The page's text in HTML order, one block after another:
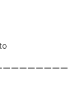
ーーーーーーー